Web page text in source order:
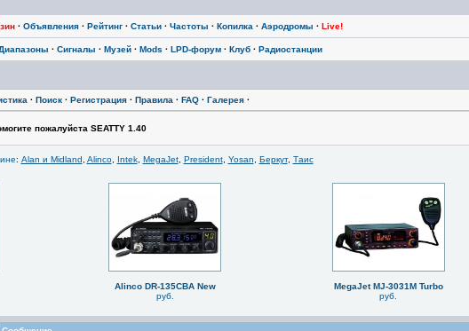
· Объявления· Рейтинг· Статьи· Частоты · Копилка · Аэродромы · Live!
· Сигналы · Музей· Mods · LPD-форум· Клуб· Радиостанции
· Поиск· Регистрация· Правила · FAQ· Галерея·
пожалуйста SEATTY 1.40
: Alan и Midland Alinco, Intek, MegaJet, President, Yosan Беркут, Таис
Alinco DR-135CBA New
руб.
MegaJet MJ-3031M Turbo
руб.